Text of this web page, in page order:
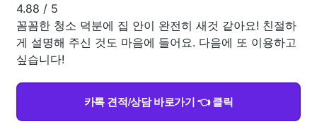
4.88 / 5
꼼꼼한 청소 덕분에 집 안이 완전히 새것 같아요! 친절하
게 설명해 주신 것도 마음에 들어요. 다음에 또 이용하고
싶습니다!
카톡 견적/상담 바로가기 👈 클릭